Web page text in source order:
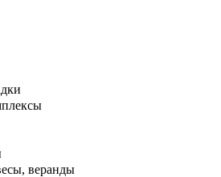
веранды